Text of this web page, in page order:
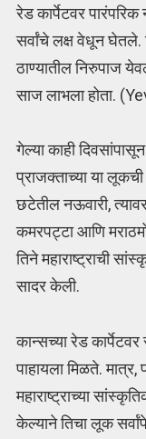
रेड कार्पेटवर
सर्वांचे लक्ष वेधून घेतले.
ठाण्यातील निरुपाज
साज लाभला होता.
गेल्या काही
प्राजक्ताच्या या लूकची
छटेतील नऊवारी,
कमरपट्टा आणि
तिने महाराष्ट्राची
सादर केली.
कान्सच्या रेड
पाहायला मिळते.
महाराष्ट्राच्या
केल्याने तिचा लूक